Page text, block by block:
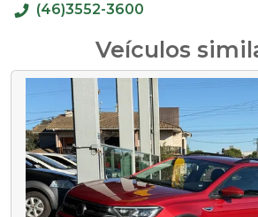
(46)3552-3600
Veículos